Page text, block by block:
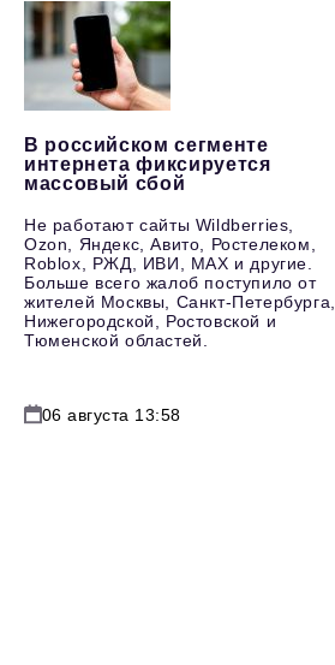
В российском сегменте
интернета фиксируется
массовый сбой
Не работают сайты Wildberries,
Ozon, Яндекс, Авито, Ростелеком,
Roblox, РЖД, ИВИ, MAX и другие.
Больше всего жалоб поступило от
жителей Москвы, Санкт-Петербурга,
Нижегородской, Ростовской и
Тюменской областей.
06 августа 13:58